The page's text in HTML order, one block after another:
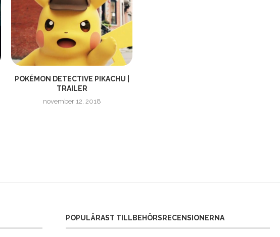
POKÉMON DETECTIVE PIKACHU |
TRAILER
november 12, 2018
POPULÄRAST TILLBEHÖRSRECENSIONERNA